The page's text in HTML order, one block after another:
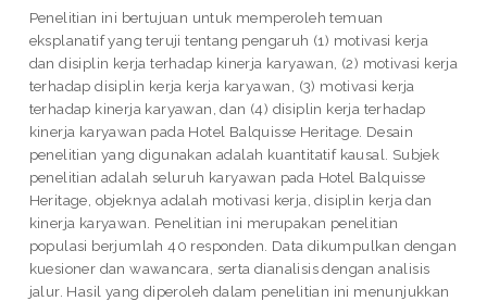
Penelitian ini bertujuan untuk memperoleh temuan
eksplanatif yang teruji tentang pengaruh (1) motivasi kerja
dan disiplin kerja terhadap kinerja karyawan, (2) motivasi kerja
terhadap disiplin kerja kerja karyawan, (3) motivasi kerja
terhadap kinerja karyawan, dan (4) disiplin kerja terhadap
kinerja karyawan pada Hotel Balquisse Heritage. Desain
penelitian yang digunakan adalah kuantitatif kausal. Subjek
penelitian adalah seluruh karyawan pada Hotel Balquisse
Heritage, objeknya adalah motivasi kerja, disiplin kerja dan
kinerja karyawan. Penelitian ini merupakan penelitian
populasi berjumlah 40 responden. Data dikumpulkan dengan
kuesioner dan wawancara, serta dianalisis dengan analisis
jalur. Hasil yang diperoleh dalam penelitian ini menunjukkan